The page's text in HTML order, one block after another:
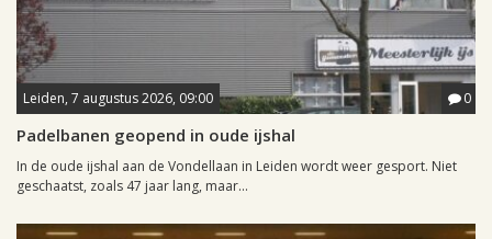
Leiden, 7 augustus 2026, 09:00 0
Padelbanen geopend in oude ijshal
In de oude ijshal aan de Vondellaan in Leiden wordt weer gesport. Niet
geschaatst, zoals 47 jaar lang, maar...